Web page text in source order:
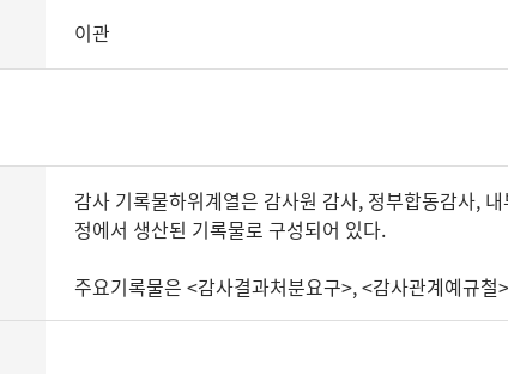
이관
감사 기록물하위계열은 감사원 감사, 정부합동감사,
정에서 생산된 기록물로 구성되어 있다.
주요기록물은 <감사결과처분요구>, <감사관계예규철